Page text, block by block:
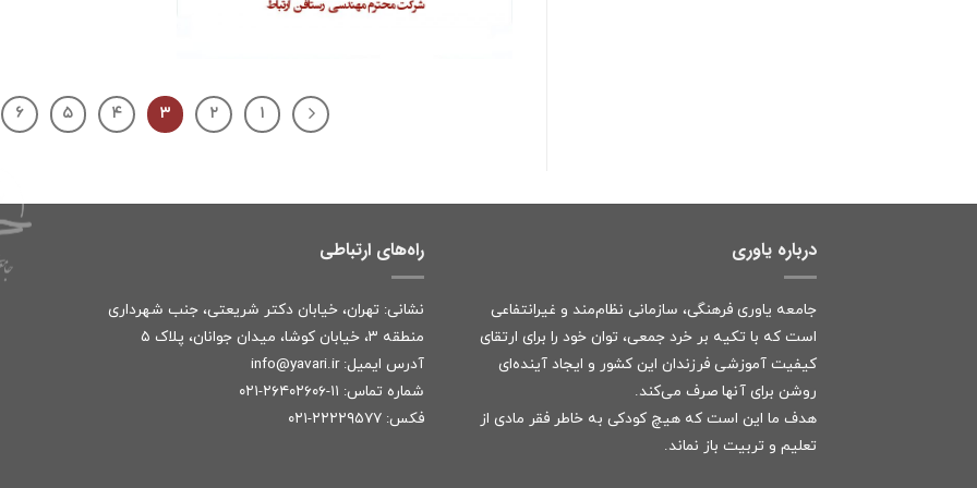
۱ ۲ ۳ ۴ ۵ ۶
درباره یاوری
جامعه یاوری فرهنگی، سازمانی نظام‌مند و غیرانتفاعی
است که با تکیه بر خرد جمعی، توان خود را برای ارتقای
کیفیت آموزشی فرزندان این کشور و ایجاد آینده‌ای
روشن برای آنها صرف می‌کند.
هدف ما این است که هیچ کودکی به خاطر فقر مادی از
تعلیم و تربیت باز نماند.
راه‌های ارتباطی
نشانی: تهران، خیابان دکتر شریعتی، جنب شهرداری
منطقه ۳، خیابان کوشا، میدان جوانان، پلاک ۵
آدرس ایمیل: info@yavari.ir
شماره تماس: ۱۱-۲۶۴۰۲۶۰۶-۰۲۱
فکس: ۲۲۲۲۹۵۷۷-۰۲۱